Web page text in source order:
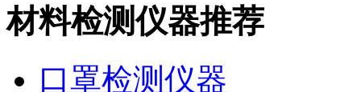
材料检测仪器推荐
口罩检测仪器